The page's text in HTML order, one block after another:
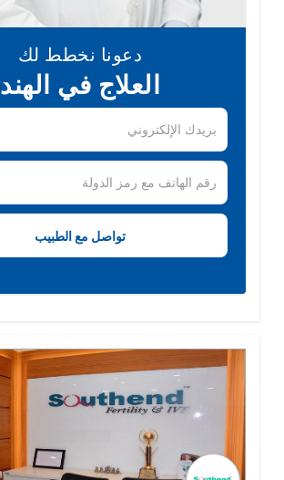
دعونا نخطط لك
العلاج في الهند